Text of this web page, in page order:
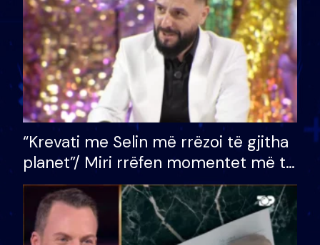
“Krevati me Selin më rrëzoi të gjitha
planet”/ Miri rrëfen momentet më të
bukura në shtëpinë e BB VIP: Do më
mungojë zilja e mëngjesit kur…